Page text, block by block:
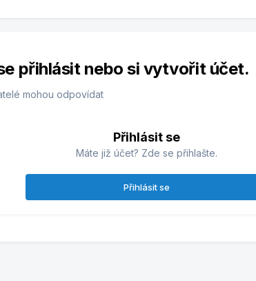
přihlásit nebo si vytvořit účet.
mohou odpovídat
Přihlásit se
Máte již účet? Zde se přihlašte.
Přihlásit se